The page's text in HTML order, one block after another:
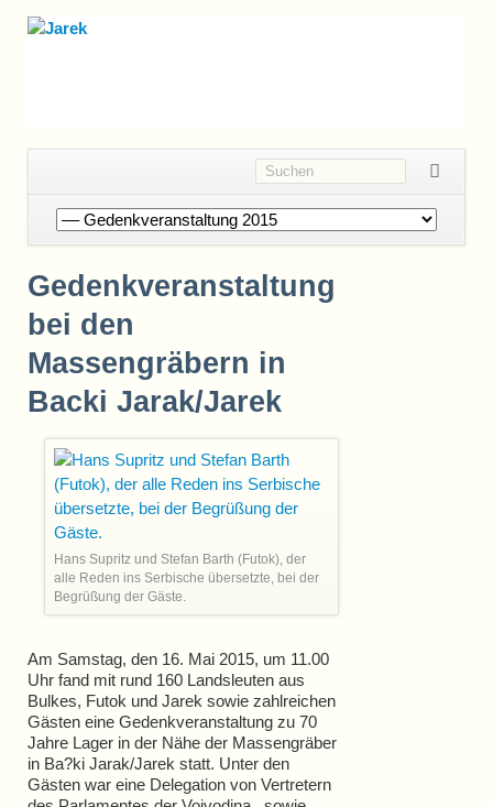
Navigation
überspringen
Gedenkveranstaltung
bei den
Massengräbern in
Backi Jarak/Jarek
Hans Supritz und Stefan Barth (Futok), der
alle Reden ins Serbische übersetzte, bei der
Begrüßung der Gäste.
Am Samstag, den 16. Mai 2015, um 11.00
Uhr fand mit rund 160 Landsleuten aus
Bulkes, Futok und Jarek sowie zahlreichen
Gästen eine Gedenkveranstaltung zu 70
Jahre Lager in der Nähe der Massengräber
in Ba?ki Jarak/Jarek statt. Unter den
Gästen war eine Delegation von Vertretern